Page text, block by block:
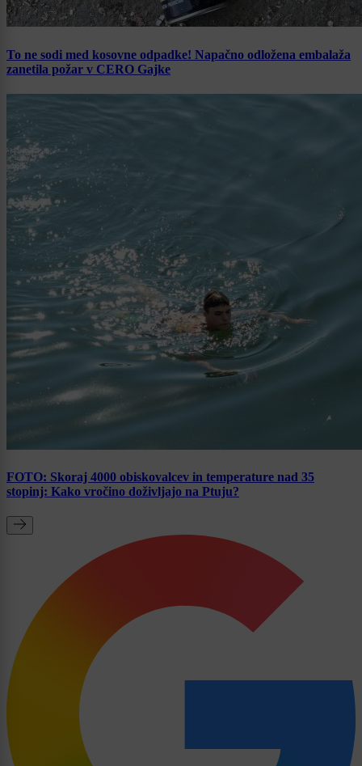
To ne sodi med kosovne odpadke! Napačno odložena embalaža
zanetila požar v CERO Gajke
FOTO: Skoraj 4000 obiskovalcev in temperature nad 35
stopinj: Kako vročino doživljajo na Ptuju?